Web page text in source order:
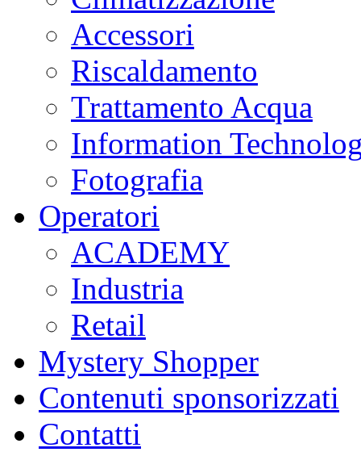
Accessori
Riscaldamento
Trattamento Acqua
Information
Fotografia
Operatori
ACADEMY
Industria
Retail
Mystery Shopper
Contenuti sponsorizzati
Contatti